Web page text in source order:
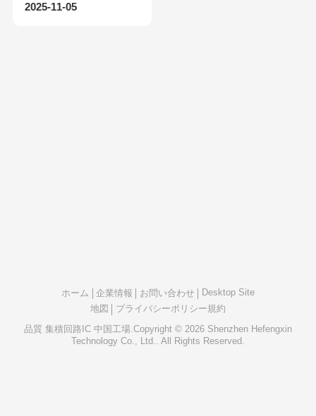
2025-11-05
ホーム 企業情報 お問い合わせ
Desktop Site
地図
プライバシーポリシー規約
品質 集積回路IC 中国工場.Copyright © 2026 Shenzhen Hefengxin
Technology Co., Ltd.. All Rights Reserved.